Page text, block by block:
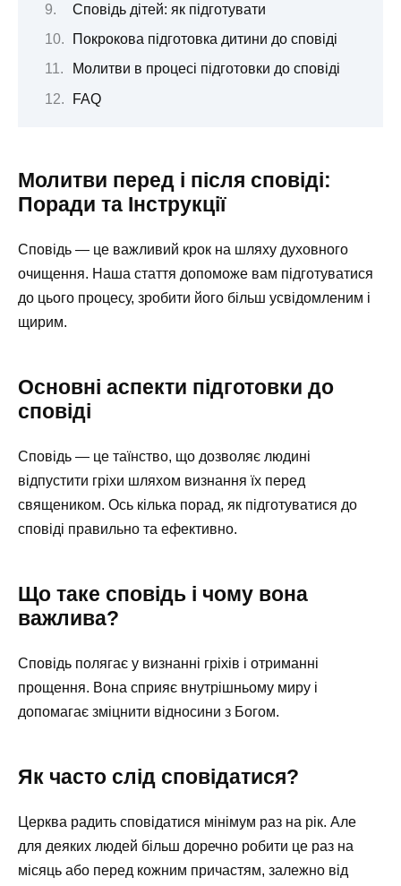
Сповідь дітей: як підготувати
Покрокова підготовка дитини до сповіді
Молитви в процесі підготовки до сповіді
FAQ
Молитви перед і після сповіді:
Поради та Інструкції
Сповідь — це важливий крок на шляху духовного
очищення. Наша стаття допоможе вам підготуватися
до цього процесу, зробити його більш усвідомленим і
щирим.
Основні аспекти підготовки до
сповіді
Сповідь — це таїнство, що дозволяє людині
відпустити гріхи шляхом визнання їх перед
священиком. Ось кілька порад, як підготуватися до
сповіді правильно та ефективно.
Що таке сповідь і чому вона
важлива?
Сповідь полягає у визнанні гріхів і отриманні
прощення. Вона сприяє внутрішньому миру і
допомагає зміцнити відносини з Богом.
Як часто слід сповідатися?
Церква радить сповідатися мінімум раз на рік. Але
для деяких людей більш доречно робити це раз на
місяць або перед кожним причастям, залежно від